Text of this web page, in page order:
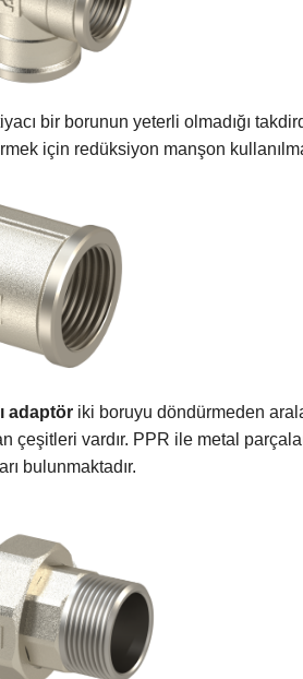
bir borunun yeterli olmadığı
için redüksiyon manşon
adaptöriki boruyu döndürmeden
çeşitleri vardır. PPR ile metal
bulunmaktadır.